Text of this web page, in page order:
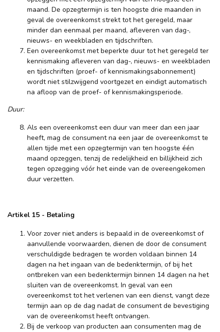
maand. De opzegtermijn is ten hoogste drie maanden in
geval de overeenkomst strekt tot het geregeld, maar
minder dan eenmaal per maand, afleveren van dag-,
nieuws- en weekbladen en tijdschriften.
Een overeenkomst met beperkte duur tot het geregeld ter
kennismaking afleveren van dag-, nieuws- en weekbladen
en tijdschriften (proef- of kennismakingsabonnement)
wordt niet stilzwijgend voortgezet en eindigt automatisch
na afloop van de proef- of kennismakingsperiode.
Duur:
Als een overeenkomst een duur van meer dan een jaar
heeft, mag de consument na een jaar de overeenkomst te
allen tijde met een opzegtermijn van ten hoogste één
maand opzeggen, tenzij de redelijkheid en billijkheid zich
tegen opzegging vóór het einde van de overeengekomen
duur verzetten.
Artikel 15 - Betaling
Voor zover niet anders is bepaald in de overeenkomst of
aanvullende voorwaarden, dienen de door de consument
verschuldigde bedragen te worden voldaan binnen 14
dagen na het ingaan van de bedenktermijn, of bij het
ontbreken van een bedenktermijn binnen 14 dagen na het
sluiten van de overeenkomst. In geval van een
overeenkomst tot het verlenen van een dienst, vangt deze
termijn aan op de dag nadat de consument de bevestiging
van de overeenkomst heeft ontvangen.
Bij de verkoop van producten aan consumenten mag de